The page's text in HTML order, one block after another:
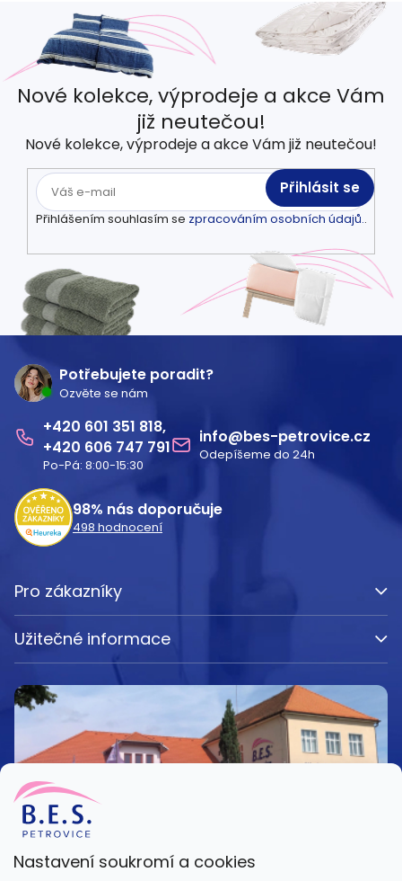
Nastavení soukromí a cookies
Nové kolekce, výprodeje a akce Vám
již neutečou!
Nové kolekce, výprodeje a akce Vám již neutečou!
Přihlášením souhlasím se zpracováním osobních údajů..
Přihlásit se
Potřebujete poradit?
Ozvěte se nám
601 351 818
606 747 791
Po-Pá: 8:00-15:30
info@bes-petrovice.cz
Odepíšeme do 24h
98% nás doporučuje
498 hodnocení
Pro zákazníky
Užitečné informace
Kamenná prodejna